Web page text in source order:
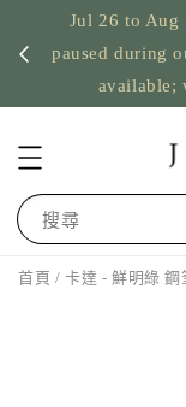
Jul 26 to Aug
paused during
available;
搜尋
首頁 / 卡達 - 鮮明綠 鋼